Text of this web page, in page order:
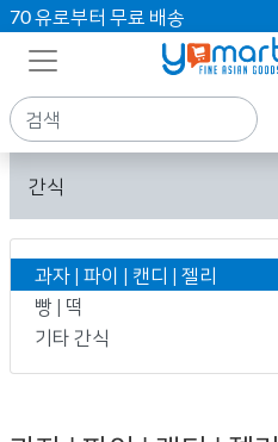
70 유로부터 무료 배송
간식
과자 | 파이 | 캔디 | 젤리
빵 | 떡
기타 간식